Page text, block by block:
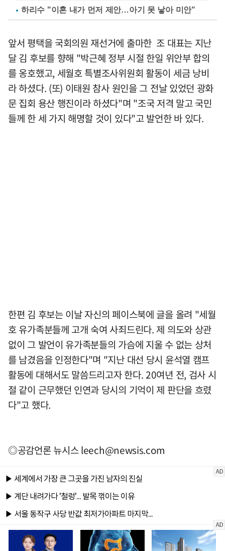
하리수 "이혼 내가 먼저 제안…아기 못 낳아 미안"
앞서 평택을 국회의원 재선거에 출마한 조 대표는 지난
달 김 후보를 향해 "박근혜 정부 시절 한일 위안부 합의
를 옹호했고, 세월호 특별조사위원회 활동이 세금 낭비
라 하셨다. (또) 이태원 참사 원인을 그 전날 있었던 광화
문 집회 용산 행진이라 하셨다"며 "조국 저격 말고 국민
들께 한 세 가지 해명할 것이 있다"고 발언한 바 있다.
한편 김 후보는 이날 자신의 페이스북에 글을 올려 "세월
호 유가족분들께 고개 숙여 사죄드린다. 제 의도와 상관
없이 그 발언이 유가족분들의 가슴에 지울 수 없는 상처
를 남겼음을 인정한다"며 "지난 대선 당시 윤석열 캠프
활동에 대해서도 말씀드리고자 한다. 20여년 전, 검사 시
절 같이 근무했던 인연과 당시의 기억이 제 판단을 흐렸
다"고 했다.
◎공감언론 뉴시스leech@newsis.com